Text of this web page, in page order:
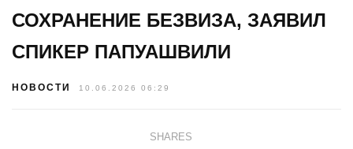
СОХРАНЕНИЕ БЕЗВИЗА, ЗАЯВИЛ
СПИКЕР ПАПУАШВИЛИ
НОВОСТИ 10.06.2026 06:29
SHARES